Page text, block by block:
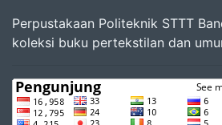
Perpustakaan Politeknik STTT
koleksi buku pertekstilan dan